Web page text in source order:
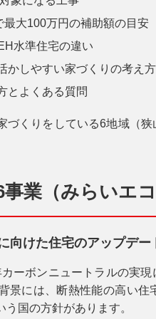
大100万円の補助額の目安
水準住宅の違い
かしやすい家づくりの考え方
とよくある質問
づくりをしている6地域（
業（みらいエ
向けた住宅のアップデー
ーボンニュートラルの実
景には、断熱性能の高い
国の方針があります。